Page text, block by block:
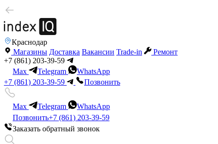
Краснодар
Магазины Доставка Вакансии Trade-in
Ремонт
+7 (861) 203-39-59
Max
Telegram
WhatsApp
+7 (861) 203-39-59
Позвонить
Max Telegram
WhatsApp
Позвонить+7 (861) 203-39-59
Заказать обратный звонок